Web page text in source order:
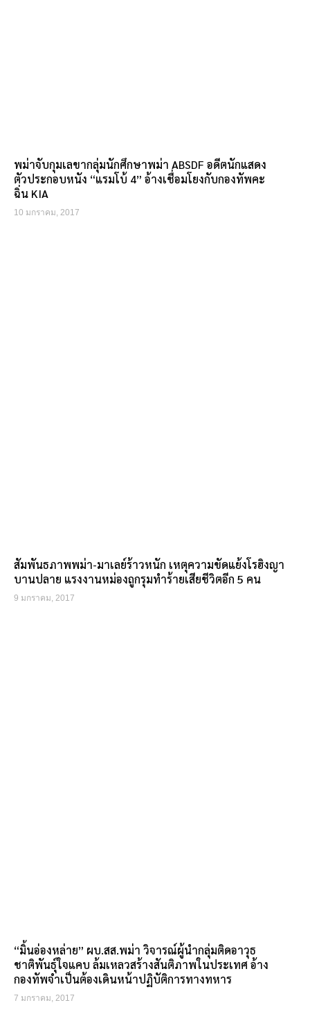
พม่าจับกุมเลขากลุ่มนักศึกษาพม่า ABSDF อดีตนักแสดง
ตัวประกอบหนัง “แรมโบ้ 4” อ้างเชื่อมโยงกับกองทัพคะ
ฉิ่น KIA
10 มกราคม, 2017
สัมพันธภาพพม่า-มาเลย์ร้าวหนัก เหตุความขัดแย้งโรฮิงญา
บานปลาย แรงงานหม่องถูกรุมทำร้ายเสียชีวิตอีก 5 คน
9 มกราคม, 2017
“มิ้นอ่องหล่าย” ผบ.สส.พม่า วิจารณ์ผู้นำกลุ่มติดอาวุธ
ชาติพันธุ์ใจแคบ ล้มเหลวสร้างสันติภาพในประเทศ อ้าง
กองทัพจำเป็นต้องเดินหน้าปฏิบัติการทางทหาร
7 มกราคม, 2017